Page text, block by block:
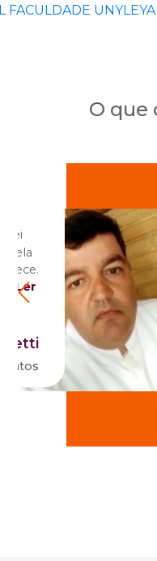
FACULDADE
o
Sou
Federal de
em
convocada
assumir o...